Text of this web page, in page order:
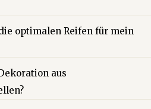
optimalen Reifen für mein
aus